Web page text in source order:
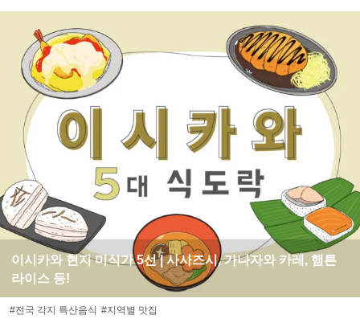
이시카와 현지 미식가 5선 | 사사즈시, 가나자와 카레, 햄튼
라이스 등!
#전국 각지 특산음식 #지역별 맛집